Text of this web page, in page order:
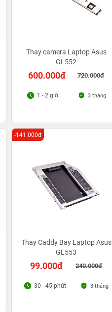
Thay camera Laptop Asus
GL552
600.000đ 720.000đ
1 - 2 giờ 3 tháng
Thay Caddy Bay Laptop Asus
GL553
99.000đ 240.000đ
-141.000đ
30 - 45 phút 3 tháng